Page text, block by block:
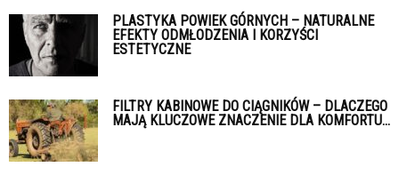
PLASTYKA POWIEK GÓRNYCH – NATURALNE
EFEKTY ODMŁODZENIA I KORZYŚCI
ESTETYCZNE
FILTRY KABINOWE DO CIĄGNIKÓW – DLACZEGO
MAJĄ KLUCZOWE ZNACZENIE DLA KOMFORTU...